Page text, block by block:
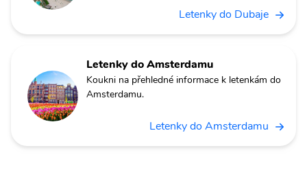
Letenky do Dubaje
Letenky do Amsterdamu
Koukni na přehledné informace k letenkám do
Amsterdamu.
Letenky do Amsterdamu